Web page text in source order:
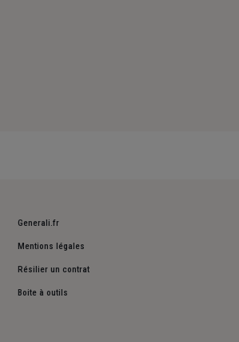
Generali.fr
Mentions légales
Résilier un contrat
Boite à outils